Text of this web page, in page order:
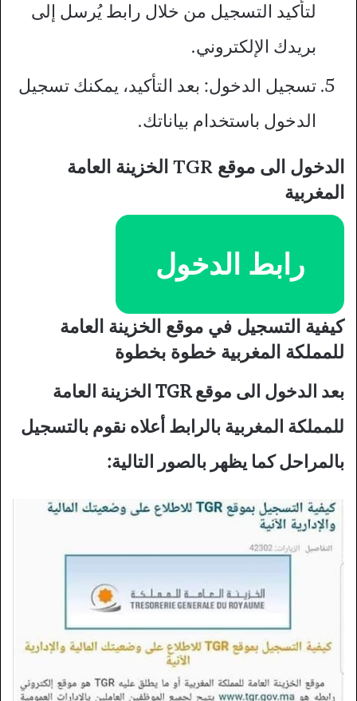
لتأكيد التسجيل من خلال رابط يُرسل إلى
بريدك الإلكتروني.
تسجيل الدخول: بعد التأكيد، يمكنك تسجيل
الدخول باستخدام بياناتك.
الدخول الى موقع TGR الخزينة العامة
المغربية
رابط الدخول
كيفية التسجيل في موقع الخزينة العامة
للمملكة المغربية خطوة بخطوة
بعد الدخول الى موقع TGR الخزينة العامة
للمملكة المغربية بالرابط أعلاه نقوم بالتسجيل
بالمراحل كما يظهر بالصور التالية: